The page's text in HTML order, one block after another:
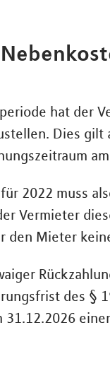
hat der
Dies
2022 muss
Vermieter
Mieter
des §